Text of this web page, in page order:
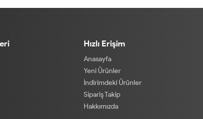
Hızlı Erişim
Anasayfa
Yeni Ürünler
İndirimdeki Ürünler
Sipariş Takip
Hakkımızda